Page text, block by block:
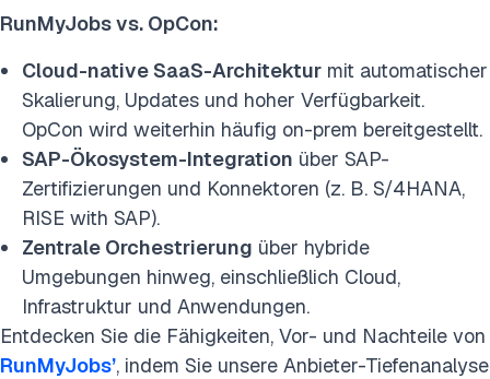
RunMyJobs vs. OpCon:
Cloud-native SaaS-Architektur mit automatischer
Skalierung, Updates und hoher Verfügbarkeit.
OpCon wird weiterhin häufig on-prem bereitgestellt.
SAP-Ökosystem-Integration über SAP-
Zertifizierungen und Konnektoren (z. B. S/4HANA,
RISE with SAP).
Zentrale Orchestrierung über hybride
Umgebungen hinweg, einschließlich Cloud,
Infrastruktur und Anwendungen.
Entdecken Sie die Fähigkeiten, Vor- und Nachteile von
RunMyJobs’, indem Sie unsere Anbieter-Tiefenanalyse